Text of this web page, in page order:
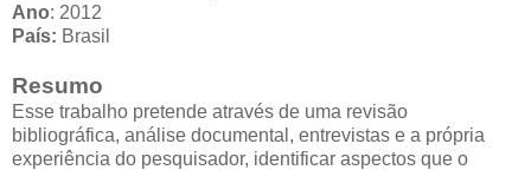
Ano: 2012
País: Brasil
Resumo
Esse trabalho pretende através de uma revisão
bibliográfica, análise documental, entrevistas e a própria
experiência do pesquisador, identificar aspectos que o